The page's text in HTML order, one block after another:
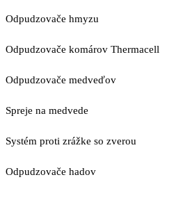
Odpudzovače hmyzu
Odpudzovače komárov Thermacell
Odpudzovače medveďov
Spreje na medvede
Systém proti zrážke so zverou
Odpudzovače hadov